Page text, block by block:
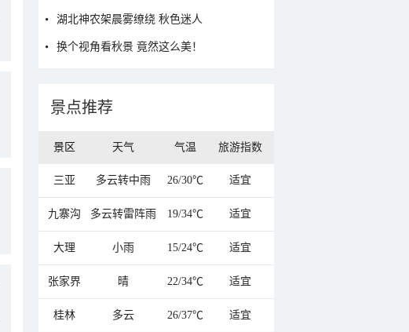
湖北神农架晨雾缭绕 秋色迷人
换个视角看秋景 竟然这么美！
景点推荐
景区 天气 气温 旅游指数
三亚 多云转中雨 26/30℃ 适宜
九寨沟 多云转雷阵雨 19/34℃ 适宜
大理 小雨 15/24℃ 适宜
张家界 晴 22/34℃ 适宜
桂林 多云 26/37℃ 适宜